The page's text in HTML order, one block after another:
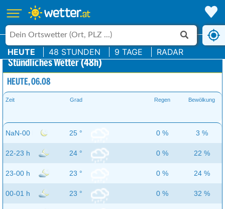
HEUTE 48 STUNDEN 9 TAGE RADAR
Stündliches Wetter (48h)
HEUTE, 06.08
Zeit Grad Regen Bewölkung
NaN-00 h 25 ° 0 % 3 %
22-23 h 24 ° 0 % 22 %
23-00 h 23 ° 0 % 24 %
00-01 h 23 ° 0 % 32 %